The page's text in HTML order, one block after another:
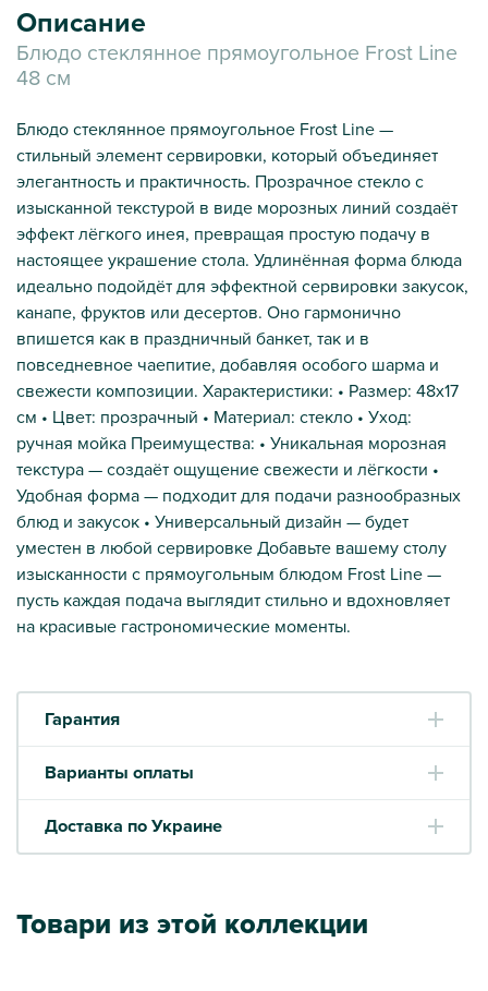
Описание
Блюдо стеклянное прямоугольное Frost Line
48 см
Блюдо стеклянное прямоугольное Frost Line —
стильный элемент сервировки, который объединяет
элегантность и практичность. Прозрачное стекло с
изысканной текстурой в виде морозных линий создаёт
эффект лёгкого инея, превращая простую подачу в
настоящее украшение стола. Удлинённая форма блюда
идеально подойдёт для эффектной сервировки закусок,
канапе, фруктов или десертов. Оно гармонично
впишется как в праздничный банкет, так и в
повседневное чаепитие, добавляя особого шарма и
свежести композиции. Характеристики: • Размер: 48х17
см • Цвет: прозрачный • Материал: стекло • Уход:
ручная мойка Преимущества: • Уникальная морозная
текстура — создаёт ощущение свежести и лёгкости •
Удобная форма — подходит для подачи разнообразных
блюд и закусок • Универсальный дизайн — будет
уместен в любой сервировке Добавьте вашему столу
изысканности с прямоугольным блюдом Frost Line —
пусть каждая подача выглядит стильно и вдохновляет
на красивые гастрономические моменты.
Гарантия
Варианты оплаты
Доставка по Украине
Товари из этой коллекции